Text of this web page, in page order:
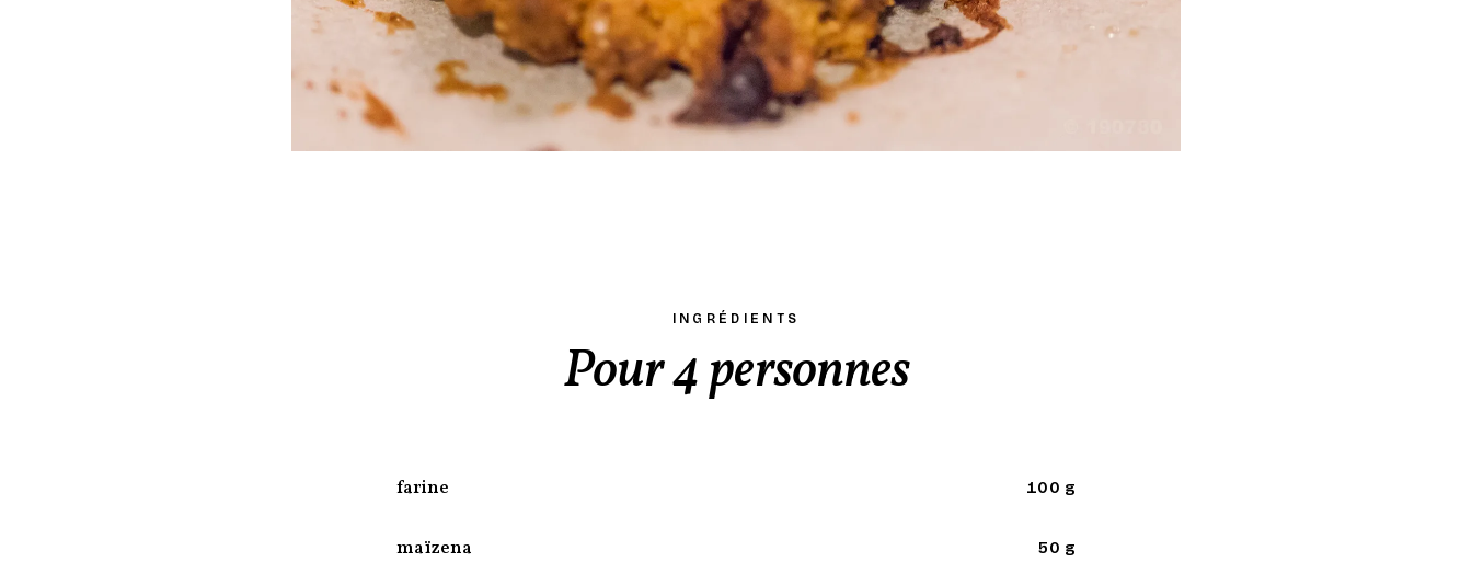
INGRÉDIENTS
Pour 4 personnes
farine 100 g
maïzena 50 g